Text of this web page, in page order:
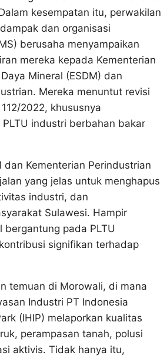
kesempatan itu, perwakilan
dan organisasi
berusaha menyampaikan
mereka kepada Kementerian
Mineral (ESDM) dan
Mereka menuntut revisi
2022, khususnya
industri berbahan bakar
dan Kementerian Perindustrian
yang jelas untuk menghapus
industri, dan
Sulawesi. Hampir
bergantung pada PLTU
signifikan terhadap
temuan di Morowali, di mana
Industri PT Indonesia
(IHIP) melaporkan kualitas
perampasan tanah, polusi
aktivis. Tidak hanya itu,